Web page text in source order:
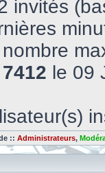
invités
7412 le 09
:: Administrateurs,